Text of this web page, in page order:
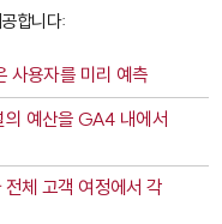
합니다:
사용자를 미리 예측
의 예산을 GA4 내에서
체 고객 여정에서 각